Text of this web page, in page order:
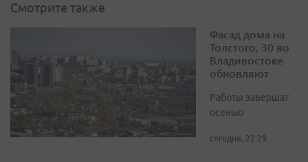
Смотрите также
Фасад дома на
Толстого, 30 во
Владивостоке
обновляют
Работы завершат
осенью
сегодня, 22:29